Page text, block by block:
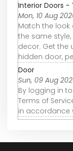
Interior Doors -
Mon, 10 Aug
Match the
the same
decor. Get the
hidden door,
Door
Sun, 09 Aug
By logging in
Terms of
in accordance